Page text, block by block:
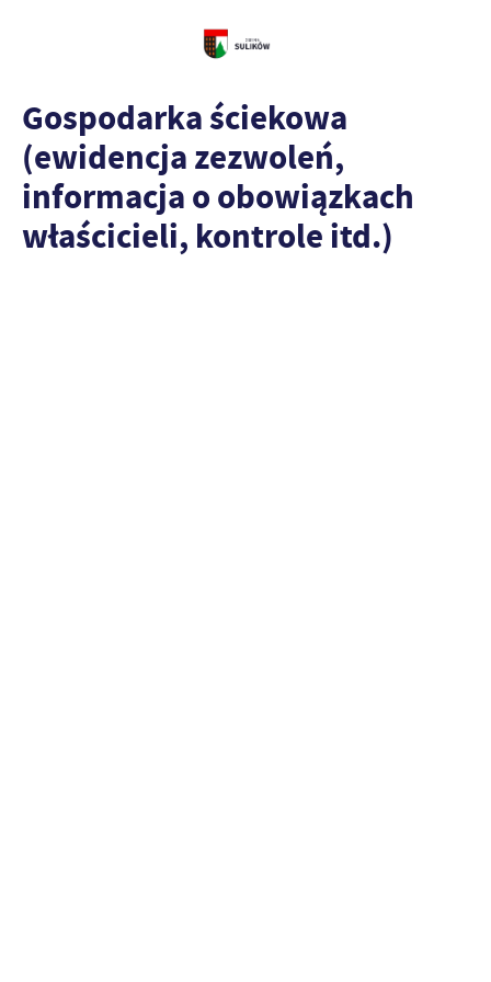
Gospodarka ściekowa
(ewidencja zezwoleń,
informacja o obowiązkach
właścicieli, kontrole itd.)